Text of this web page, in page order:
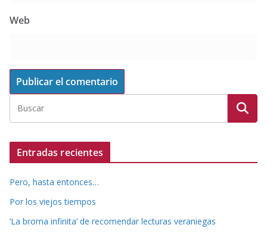
Web
Entradas recientes
Pero, hasta entonces…
Por los viejos tiempos
‘La broma infinita’ de recomendar lecturas veraniegas